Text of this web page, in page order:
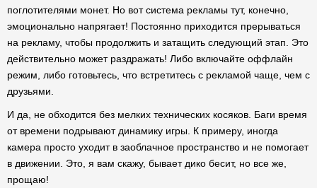
поглотителями монет. Но вот система рекламы тут, конечно,
эмоционально напрягает! Постоянно приходится прерываться
на рекламу, чтобы продолжить и затащить следующий этап. Это
действительно может раздражать! Либо включайте оффлайн
режим, либо готовьтесь, что встретитесь с рекламой чаще, чем с
друзьями.
И да, не обходится без мелких технических косяков. Баги время
от времени подрывают динамику игры. К примеру, иногда
камера просто уходит в заоблачное пространство и не помогает
в движении. Это, я вам скажу, бывает дико бесит, но все же,
прощаю!